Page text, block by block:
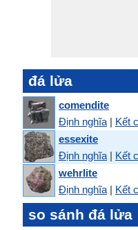
đá lửa
comendite
Định nghĩa | Kết
essexite
Định nghĩa | Kết
wehrlite
Định nghĩa | Kết
so sánh đá lửa